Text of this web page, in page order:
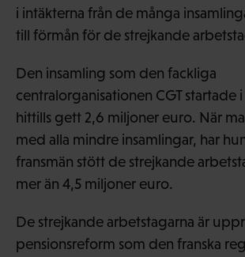
i intäkterna från de många
till förmån för de strejkande
Den insamling som den fackliga
centralorganisationen CGT startade
hittills gett 2,6 miljoner euro. När
med alla mindre insamlingar, har
fransmän stött de strejkande
mer än 4,5 miljoner euro.
De strejkande arbetstagarna är
pensionsreform som den franska